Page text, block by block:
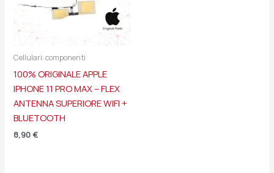
Cellulari: componenti
100% ORIGINALE APPLE
IPHONE 11 PRO MAX – FLEX
ANTENNA SUPERIORE WIFI +
BLUETOOTH
8,90 €